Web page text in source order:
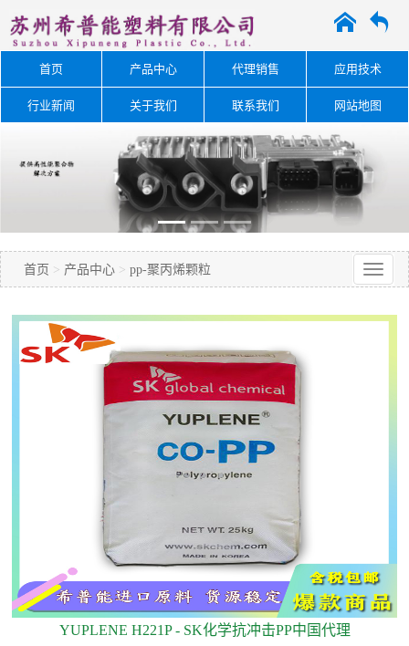
A O
首页 产品中心 代理销售 应用技术
行业新闻 关于我们 联系我们 网站地图
首页 > 产品中心 > pp-聚丙烯颗粒
YUPLENE H221P - SK化学抗冲击PP中国代理